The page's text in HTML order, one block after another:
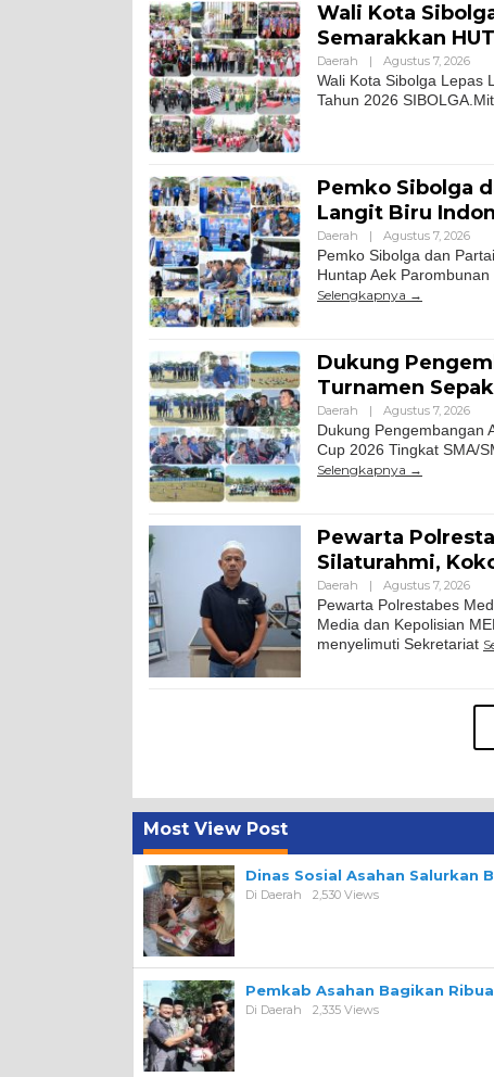
Wali Kota
Semarakkan
Daerah | Agustus 7, 2026
Wali Kota Sibolga Lepas
Tahun 2026
Pemko Sibolga
Langit Biru
Daerah | Agustus 7, 2026
Pemko Sibolga dan
Huntap Aek
Selengkapnya
Dukung
Turnamen
Daerah | Agustus 7, 2026
Dukung Pengembangan
Cup 2026 Tingkat SMA/
Selengkapnya
Pewarta
Silaturahmi,
Daerah | Agustus 7, 2026
Pewarta Polrestabes
Media dan Kepolisian
menyelimuti Sekretariat
Most View Post
Dinas Sosial Asahan Salurkan
Di Daerah 2,530 Views
Pemkab Asahan Bagikan
Di Daerah 2,335 Views